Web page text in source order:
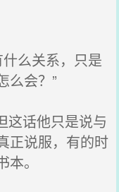
么关系，只是
么会？”
这话他只是说与
正说服，有的时
。